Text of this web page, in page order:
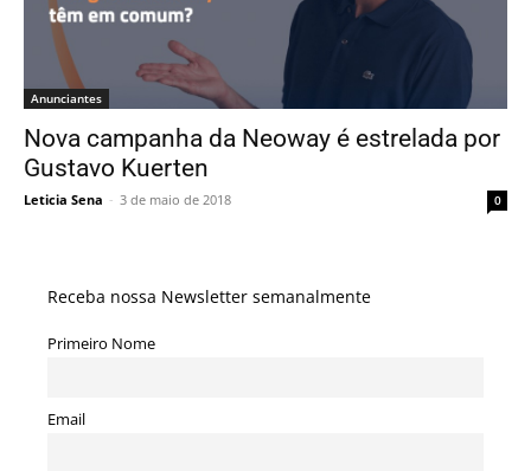
Anunciantes
Nova campanha da Neoway é estrelada por
Gustavo Kuerten
Leticia Sena - 3 de maio de 2018 0
Receba nossa Newsletter semanalmente
Primeiro Nome
Email